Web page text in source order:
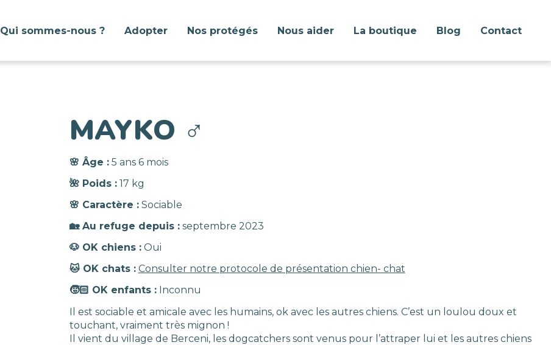
Qui sommes-nous ? Adopter Nos protégés Nous aider La boutique Blog Contact
MAYKO ♂️
🌸 Âge :5 ans 6 mois
🌺 Poids :17 kg
🌸 Caractère :Sociable
🏡 Au refuge depuis :septembre 2023
🐶 OK chiens :Oui
🐱 OK chats : Consulter notre protocole de présentation chien- chat
🧒🏻 OK enfants :Inconnu
Il est sociable et amicale avec les humains, ok avec les autres chiens. C’est un loulou doux et
touchant, vraiment très mignon !
Il vient du village de Berceni, les dogcatchers sont venus pour l’attraper lui et les autres chiens